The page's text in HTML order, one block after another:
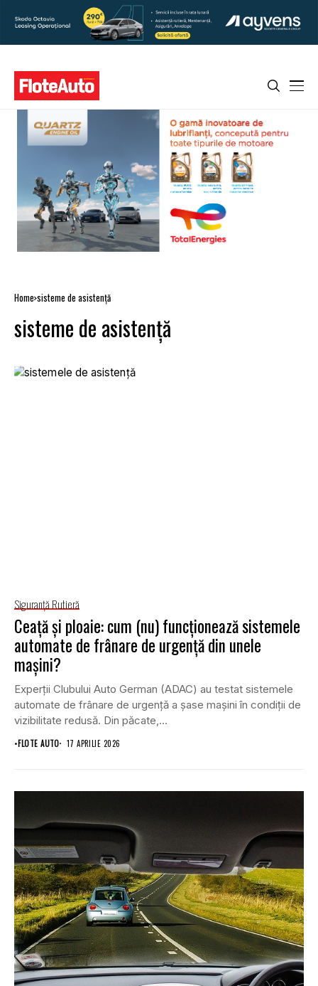
Home sisteme de asistență
sisteme de asistență
Siguranţă Rutieră
Ceață și ploaie: cum (nu) funcționează sistemele
automate de frânare de urgență din unele
mașini?
Experții Clubului Auto German (ADAC) au testat sistemele
automate de frânare de urgență a șase mașini în condiții de
vizibilitate redusă. Din păcate,...
•FLOTE AUTO 17 APRILIE 2026